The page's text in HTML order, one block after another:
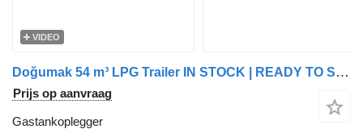
VIDEO
Doğumak 54 m³ LPG Trailer IN STOCK | READY TO SHIP | 54 m³ LPG Trailer
Prijs op aanvraag
Gastankoplegger